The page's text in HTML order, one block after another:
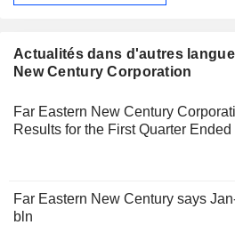
Actualités dans d'autres
New Century Corporation
Far Eastern New Century
Results for the First Quarter
Far Eastern New Century says
bln